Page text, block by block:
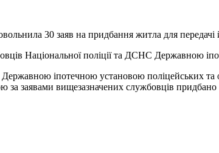
30 заяв на придбання житла для передачі
Національної поліції та ДСНС Державною
Державною іпотечною установою поліцейських
заявами вищезазначених службовців придбано